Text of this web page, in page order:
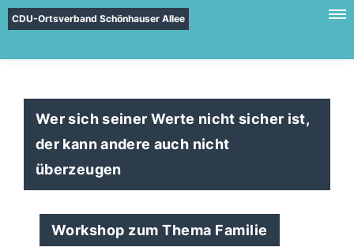
CDU-Ortsverband Schönhauser Allee
Wer sich seiner Werte nicht sicher ist,
der kann andere auch nicht
überzeugen
Workshop zum Thema Familie